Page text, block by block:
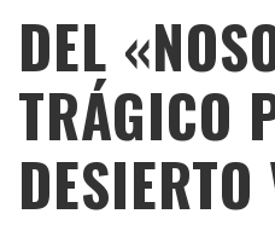
DEL
TRÁGICO